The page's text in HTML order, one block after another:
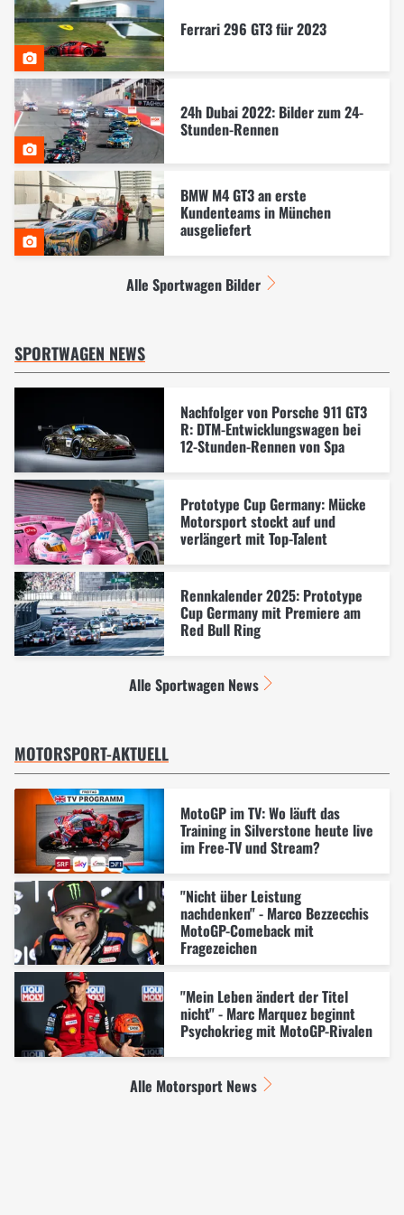
Ferrari 296 GT3 für 2023
24h Dubai 2022: Bilder zum 24-
Stunden-Rennen
BMW M4 GT3 an erste
Kundenteams in München
ausgeliefert
Alle Sportwagen Bilder
SPORTWAGEN NEWS
Nachfolger von Porsche 911 GT3
R: DTM-Entwicklungswagen bei
12-Stunden-Rennen von Spa
Prototype Cup Germany: Mücke
Motorsport stockt auf und
verlängert mit Top-Talent
Rennkalender 2025: Prototype
Cup Germany mit Premiere am
Red Bull Ring
Alle Sportwagen News
MOTORSPORT-AKTUELL
MotoGP im TV: Wo läuft das
Training in Silverstone heute live
im Free-TV und Stream?
"Nicht über Leistung
nachdenken" - Marco Bezzecchis
MotoGP-Comeback mit
Fragezeichen
"Mein Leben ändert der Titel
nicht" - Marc Marquez beginnt
Psychokrieg mit MotoGP-Rivalen
Alle Motorsport News